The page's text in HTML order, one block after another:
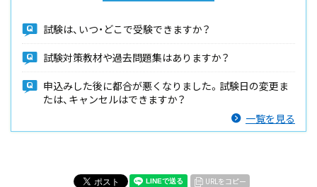
試験は、いつ・どこで受験できますか？
試験対策教材や過去問題集はありますか？
申込みした後に都合が悪くなりました。試験日の変更ま
たは、キャンセルはできますか？
一覧を見る
URLをコピー